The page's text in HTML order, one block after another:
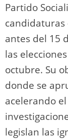
Partido
antes del 15
las
octubre. Su
donde se
acelerando
legislan las